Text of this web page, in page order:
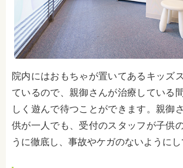
院内にはおもちゃが置いてあるキッズ
ているので、親御さんが治療している
しく遊んで待つことができます。親御
供が一人でも、受付のスタッフが子供
うに徹底し、事故やケガのないようにし